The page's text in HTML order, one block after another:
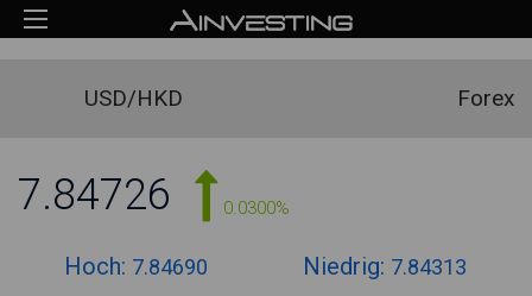
USD/HKD Forex
7.84726 0.0300%
Hoch: 7.84690 Niedrig: 7.84313